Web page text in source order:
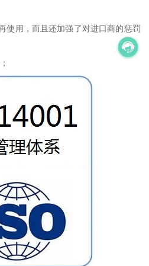
使用，而且还加强了对进口商的惩罚